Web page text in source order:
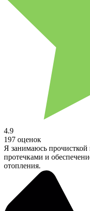
4.9
197 оценок
Я занимаюсь
протечками и
отопления.